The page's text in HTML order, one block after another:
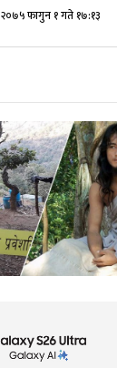
२०७५ फागुन १ गते १७:१३